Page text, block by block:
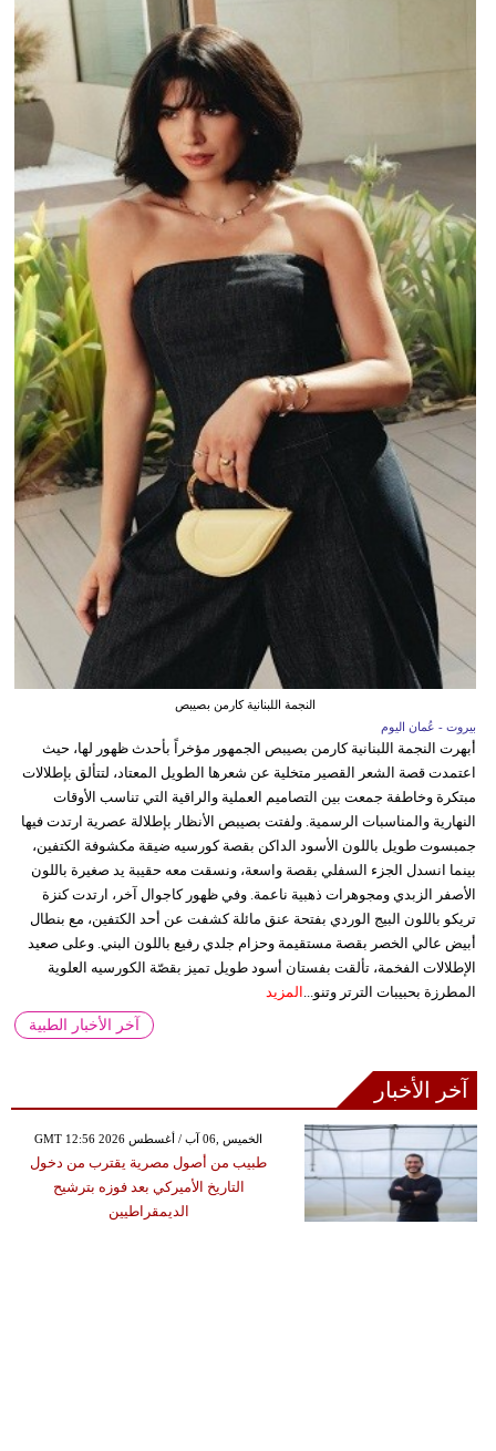
النجمة اللبنانية كارمن بصيبص
بيروت - عُمان اليوم
أبهرت النجمة اللبنانية كارمن بصيبص الجمهور مؤخراً بأحدث ظهور لها، حيث
اعتمدت قصة الشعر القصير متخلية عن شعرها الطويل المعتاد، لتتألق بإطلالات
مبتكرة وخاطفة جمعت بين التصاميم العملية والراقية التي تناسب الأوقات
النهارية والمناسبات الرسمية. ولفتت بصيبص الأنظار بإطلالة عصرية ارتدت فيها
جمبسوت طويل باللون الأسود الداكن بقصة كورسيه ضيقة مكشوفة الكتفين،
بينما انسدل الجزء السفلي بقصة واسعة، ونسقت معه حقيبة يد صغيرة باللون
الأصفر الزبدي ومجوهرات ذهبية ناعمة. وفي ظهور كاجوال آخر، ارتدت كنزة
تريكو باللون البيج الوردي بفتحة عنق مائلة كشفت عن أحد الكتفين، مع بنطال
أبيض عالي الخصر بقصة مستقيمة وحزام جلدي رفيع باللون البني. وعلى صعيد
الإطلالات الفخمة، تألقت بفستان أسود طويل تميز بقصّة الكورسيه العلوية
المطرزة بحبيبات الترتر وتنو... المزيد
آخر الأخبار الطبية
آخر الأخبار
GMT 12:56 2026 الخميس ,06 آب / أغسطس
طبيب من أصول مصرية يقترب من دخول
التاريخ الأميركي بعد فوزه بترشيح
الديمقراطيين